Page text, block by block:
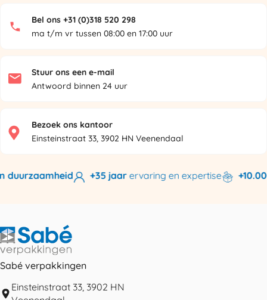
Bel ons +31 (0)318 520 298
ma t/m vr tussen 08:00 en 17:00 uur
Stuur ons een e-mail
Antwoord binnen 24 uur
Bezoek ons kantoor
Einsteinstraat 33, 3902 HN Veenendaal
+35 jaarervaring en expertise
Sabé verpakkingen
Einsteinstraat 33, 3902 HN